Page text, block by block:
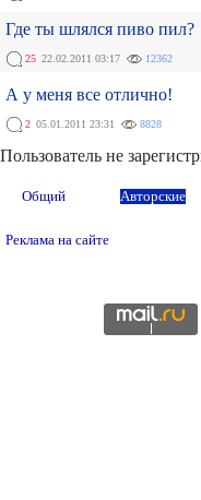
Где ты шлялся пиво пил?
25 22.02.2011 03:17 12362
А у меня все отлично!
2 05.01.2011 23:31 8828
Пользователь не
Общий Авторские
Реклама на сайте